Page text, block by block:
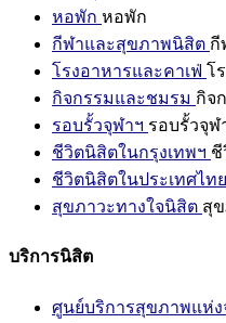
หอพัก หอพัก
กีฬาและสุขภาพนิสิต กี
โรงอาหารและคาเฟ่ โ
กิจกรรมและชมรม กิจ
รอบรั้วจุฬาฯ รอบรั้วจุฬ
ชีวิตนิสิตในกรุงเทพฯ ชี
ชีวิตนิสิตในประเทศไทย
สุขภาวะทางใจนิสิต สุ
บริการนิสิต
ศูนย์บริการสุขภาพแห่ง